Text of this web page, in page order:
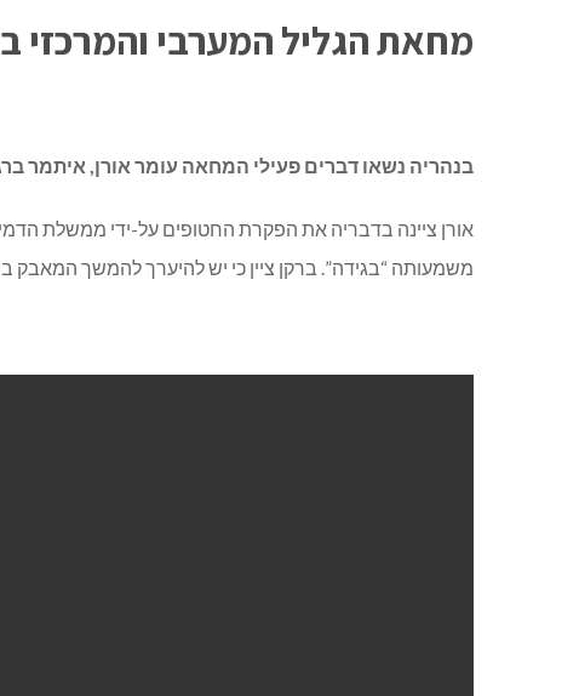
מחאת הגליל המערבי והמרכזי
בנהריה נשאו דברים פעילי המחאה עומר אורן, איתמר
אורן ציינה בדבריה את הפקרת החטופים על-ידי ממשלת
משמעותה “בגידה”. ברקן ציין כי יש להיערך להמשך המאבק